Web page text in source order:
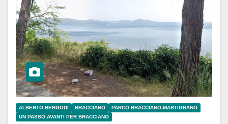
ALBERTO BERGODI BRACCIANO
PARCO BRACCIANO-MARTIGNANO
UN PASSO AVANTI PER BRACCIANO